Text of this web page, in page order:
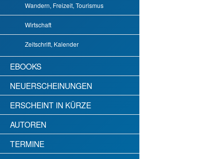
Wandern, Freizeit, Tourismus
Wirtschaft
Zeitschrift, Kalender
EBOOKS
NEUERSCHEINUNGEN
ERSCHEINT IN KÜRZE
AUTOREN
TERMINE